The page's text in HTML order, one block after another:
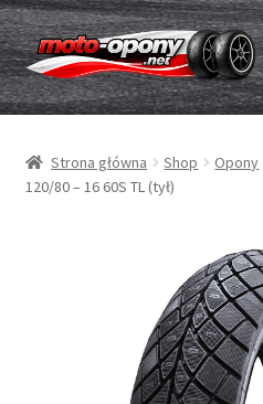
Przejdź
do
nawigacji
Przejdź
do
treści
Opony
Dętki & taśmy
Strona główna Shop Opony
120/80 – 16 60S TL (tył)